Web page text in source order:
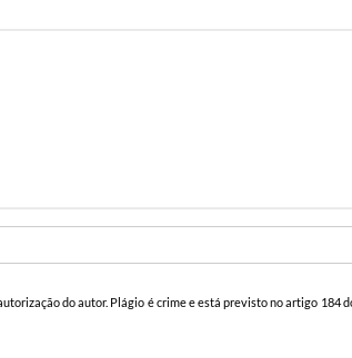
do autor. Plágio é crime e está previsto no artigo 184